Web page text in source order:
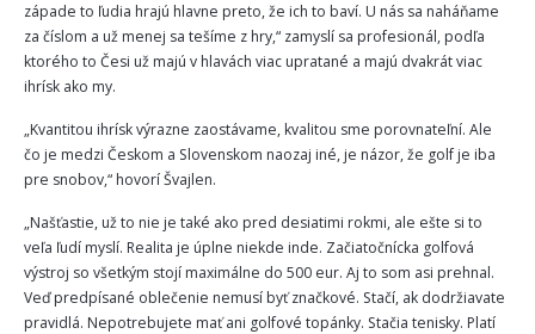
západe to ľudia hrajú hlavne preto, že ich to baví. U nás sa naháňame
za číslom a už menej sa tešíme z hry,“ zamyslí sa profesionál, podľa
ktorého to Česi už majú v hlavách viac upratané a majú dvakrát viac
ihrísk ako my.
„Kvantitou ihrísk výrazne zaostávame, kvalitou sme porovnateľní. Ale
čo je medzi Českom a Slovenskom naozaj iné, je názor, že golf je iba
pre snobov,“ hovorí Švajlen.
„Našťastie, už to nie je také ako pred desiatimi rokmi, ale ešte si to
veľa ľudí myslí. Realita je úplne niekde inde. Začiatočnícka golfová
výstroj so všetkým stojí maximálne do 500 eur. Aj to som asi prehnal.
Veď predpísané oblečenie nemusí byť značkové. Stačí, ak dodržiavate
pravidlá. Nepotrebujete mať ani golfové topánky. Stačia tenisky. Platí